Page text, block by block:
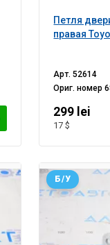
Петля
правая
Арт.52614
Ориг. номер
299 lei
17 $
Б/У